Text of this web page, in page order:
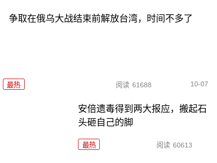
争取在俄乌大战结束前解放台湾，时间不多了
最热 阅读 61688 10-07
安倍遗毒得到两大报应，搬起石
头砸自己的脚
最热 阅读 60613